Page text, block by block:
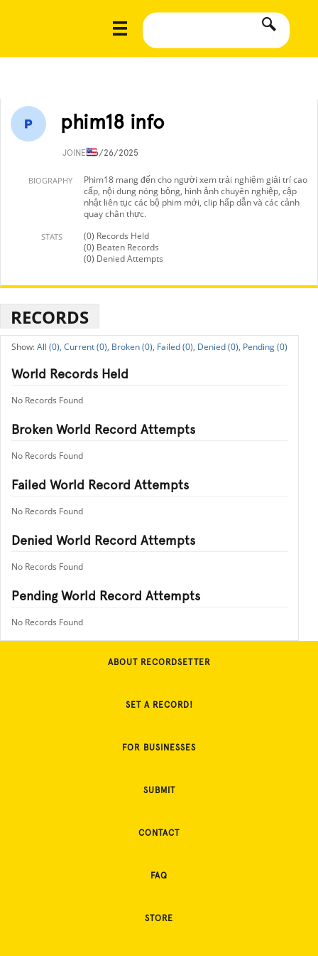
phim18 info
JOINED6/26/2025
BIOGRAPHY
Phim18 mang đến cho người xem trải nghiệm giải trí cao
cấp, nội dung nóng bỏng, hình ảnh chuyên nghiệp, cập
nhật liên tục các bộ phim mới, clip hấp dẫn và các cảnh
quay chân thực.
STATS
(0) Records Held
(0) Beaten Records
(0) Denied Attempts
RECORDS
All (0), Current (0), Broken (0), Failed (0), Denied (0), Pending (0)
World Records Held
No Records Found
Broken World Record Attempts
No Records Found
Failed World Record Attempts
No Records Found
Denied World Record Attempts
No Records Found
Pending World Record Attempts
No Records Found
ABOUT RECORDSETTER
SET A RECORD!
FOR BUSINESSES
SUBMIT
CONTACT
FAQ
STORE